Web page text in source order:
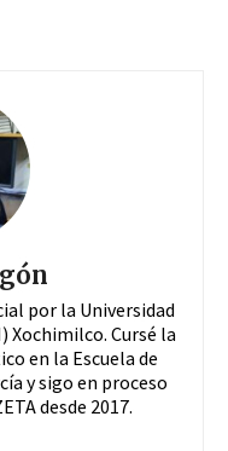
por la Universidad
Cursé la
en la Escuela de
y sigo en proceso
desde 2017.